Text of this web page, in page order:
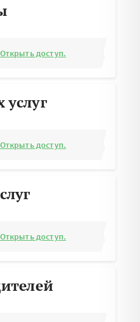
Открыть доступ.
Открыть доступ.
Открыть доступ.